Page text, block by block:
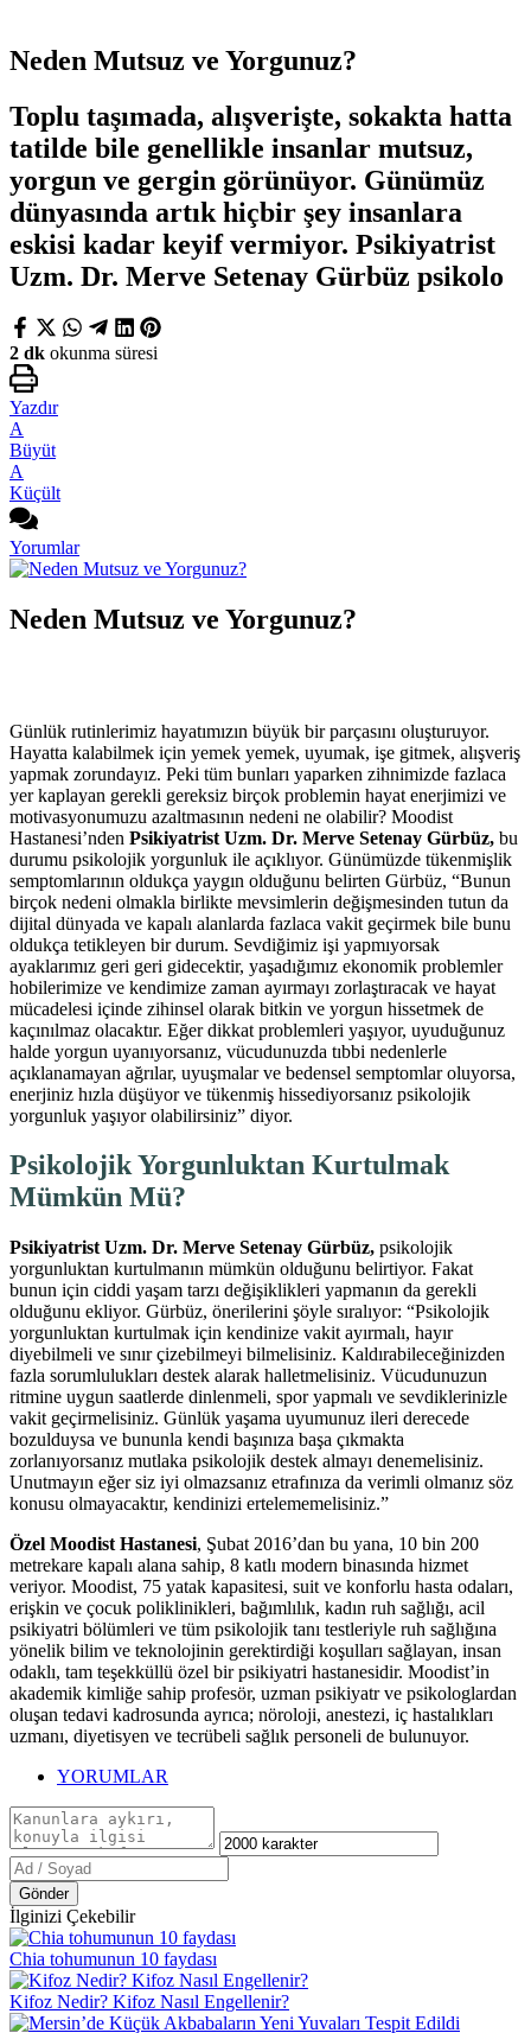
Neden Mutsuz ve Yorgunuz?
Toplu taşımada, alışverişte, sokakta hatta
tatilde bile genellikle insanlar mutsuz,
yorgun ve gergin görünüyor. Günümüz
dünyasında artık hiçbir şey insanlara
eskisi kadar keyif vermiyor. Psikiyatrist
Uzm. Dr. Merve Setenay Gürbüz psikolo
2 dk okunma süresi
Yazdır
A
Büyüt
A
Küçült
Yorumlar
Neden Mutsuz ve Yorgunuz?
Günlük rutinlerimiz hayatımızın büyük bir parçasını oluşturuyor.
Hayatta kalabilmek için yemek yemek, uyumak, işe gitmek, alışveriş
yapmak zorundayız. Peki tüm bunları yaparken zihnimizde fazlaca
yer kaplayan gerekli gereksiz birçok problemin hayat enerjimizi ve
motivasyonumuzu azaltmasının nedeni ne olabilir? Moodist
Hastanesi’nden Psikiyatrist Uzm. Dr. Merve Setenay Gürbüz, bu
durumu psikolojik yorgunluk ile açıklıyor. Günümüzde tükenmişlik
semptomlarının oldukça yaygın olduğunu belirten Gürbüz, “Bunun
birçok nedeni olmakla birlikte mevsimlerin değişmesinden tutun da
dijital dünyada ve kapalı alanlarda fazlaca vakit geçirmek bile bunu
oldukça tetikleyen bir durum. Sevdiğimiz işi yapmıyorsak
ayaklarımız geri geri gidecektir, yaşadığımız ekonomik problemler
hobilerimize ve kendimize zaman ayırmayı zorlaştıracak ve hayat
mücadelesi içinde zihinsel olarak bitkin ve yorgun hissetmek de
kaçınılmaz olacaktır. Eğer dikkat problemleri yaşıyor, uyuduğunuz
halde yorgun uyanıyorsanız, vücudunuzda tıbbi nedenlerle
açıklanamayan ağrılar, uyuşmalar ve bedensel semptomlar oluyorsa,
enerjiniz hızla düşüyor ve tükenmiş hissediyorsanız psikolojik
yorgunluk yaşıyor olabilirsiniz” diyor.
Psikolojik Yorgunluktan Kurtulmak
Mümkün Mü?
Psikiyatrist Uzm. Dr. Merve Setenay Gürbüz, psikolojik
yorgunluktan kurtulmanın mümkün olduğunu belirtiyor. Fakat
bunun için ciddi yaşam tarzı değişiklikleri yapmanın da gerekli
olduğunu ekliyor. Gürbüz, önerilerini şöyle sıralıyor: “Psikolojik
yorgunluktan kurtulmak için kendinize vakit ayırmalı, hayır
diyebilmeli ve sınır çizebilmeyi bilmelisiniz. Kaldırabileceğinizden
fazla sorumlulukları destek alarak halletmelisiniz. Vücudunuzun
ritmine uygun saatlerde dinlenmeli, spor yapmalı ve sevdiklerinizle
vakit geçirmelisiniz. Günlük yaşama uyumunuz ileri derecede
bozulduysa ve bununla kendi başınıza başa çıkmakta
zorlanıyorsanız mutlaka psikolojik destek almayı denemelisiniz.
Unutmayın eğer siz iyi olmazsanız etrafınıza da verimli olmanız söz
konusu olmayacaktır, kendinizi ertelememelisiniz.”
Özel Moodist Hastanesi, Şubat 2016’dan bu yana, 10 bin 200
metrekare kapalı alana sahip, 8 katlı modern binasında hizmet
veriyor. Moodist, 75 yatak kapasitesi, suit ve konforlu hasta odaları,
erişkin ve çocuk poliklinikleri, bağımlılık, kadın ruh sağlığı, acil
psikiyatri bölümleri ve tüm psikolojik tanı testleriyle ruh sağlığına
yönelik bilim ve teknolojinin gerektirdiği koşulları sağlayan, insan
odaklı, tam teşekküllü özel bir psikiyatri hastanesidir. Moodist’in
akademik kimliğe sahip profesör, uzman psikiyatr ve psikologlardan
oluşan tedavi kadrosunda ayrıca; nöroloji, anestezi, iç hastalıkları
uzmanı, diyetisyen ve tecrübeli sağlık personeli de bulunuyor.
YORUMLAR
Gönder
İlginizi Çekebilir
Chia tohumunun 10 faydası
Kifoz Nedir? Kifoz Nasıl Engellenir?